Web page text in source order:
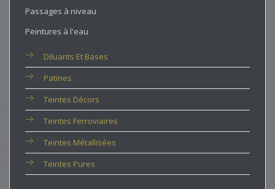
Passages à niveau
Peintures à l'eau
Diluants Et Bases
Patines
Teintes Décors
Teintes Ferroviaires
Teintes Métallisées
Teintes Pures